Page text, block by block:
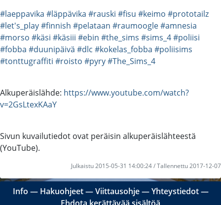
#laeppavika #läppävika #rauski #fisu #keimo #prototailz
#let's_play#finnish #pelataan #raumoogle#amnesia
#morso #käsi #käsiii #ebin #the_sims #sims_4#poliisi
#fobba #duunipäivä #dlc #kokelas_fobba #poliisims
#tonttugraffiti #roisto #pyry#The_Sims_4
Alkuperäislähde: https://www.youtube.com/watch?
v=2GsLtexKAaY
Sivun kuvailutiedot ovat peräisin alkuperäislähteestä
(YouTube).
Julkaistu 2015-05-31 14:00:24 / Tallennettu 2017-12-07
Info ― Hakuohjeet―Viittausohje―Yhteystiedot―